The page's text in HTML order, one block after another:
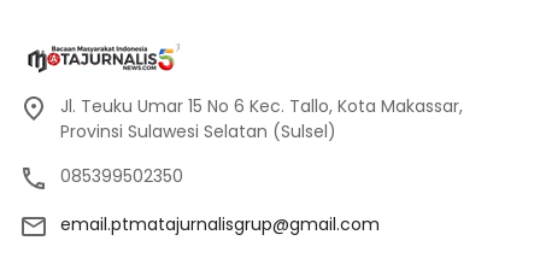
Jl. Teuku Umar 15 No 6 Kec. Tallo, Kota Makassar,
Provinsi Sulawesi Selatan (Sulsel)
085399502350
email.ptmatajurnalisgrup@gmail.com